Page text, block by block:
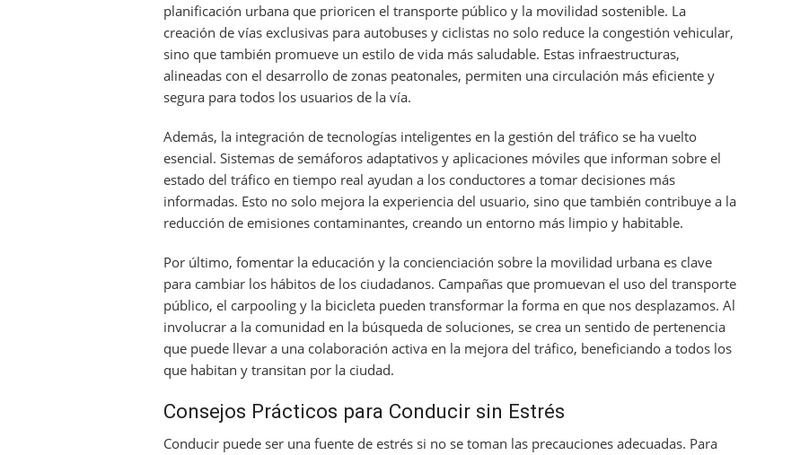
planificación urbana que prioricen el transporte público y la movilidad sostenible. La
creación de vías exclusivas para autobuses y ciclistas no solo reduce la congestión vehicular,
sino que también promueve un estilo de vida más saludable. Estas infraestructuras,
alineadas con el desarrollo de zonas peatonales, permiten una circulación más eficiente y
segura para todos los usuarios de la vía.
Además, la integración de tecnologías inteligentes en la gestión del tráfico se ha vuelto
esencial. Sistemas de semáforos adaptativos y aplicaciones móviles que informan sobre el
estado del tráfico en tiempo real ayudan a los conductores a tomar decisiones más
informadas. Esto no solo mejora la experiencia del usuario, sino que también contribuye a la
reducción de emisiones contaminantes, creando un entorno más limpio y habitable.
Por último, fomentar la educación y la concienciación sobre la movilidad urbana es clave
para cambiar los hábitos de los ciudadanos. Campañas que promuevan el uso del transporte
público, el carpooling y la bicicleta pueden transformar la forma en que nos desplazamos. Al
involucrar a la comunidad en la búsqueda de soluciones, se crea un sentido de pertenencia
que puede llevar a una colaboración activa en la mejora del tráfico, beneficiando a todos los
que habitan y transitan por la ciudad.
Consejos Prácticos para Conducir sin Estrés
Conducir puede ser una fuente de estrés si no se toman las precauciones adecuadas. Para